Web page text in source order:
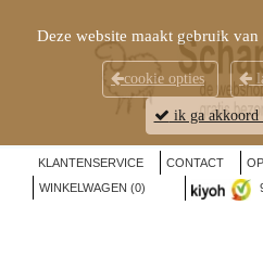
KLANTENSERVICE CONTACT
WINKELWAGEN (0)
Deze website maakt gebruik
cookie opties
ik ga akkoord